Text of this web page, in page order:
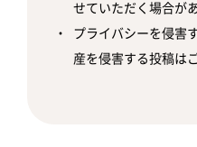
せていただく場合が
プライバシーを侵害
産を侵害する投稿は